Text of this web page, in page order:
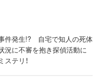
件発生!? 自宅で知人の死体
況に不審を抱き探偵活動に
テリ！